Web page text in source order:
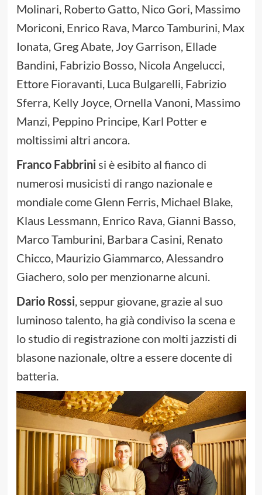
Molinari, Roberto Gatto, Nico Gori, Massimo
Moriconi, Enrico Rava, Marco Tamburini, Max
Ionata, Greg Abate, Joy Garrison, Ellade
Bandini, Fabrizio Bosso, Nicola Angelucci,
Ettore Fioravanti, Luca Bulgarelli, Fabrizio
Sferra, Kelly Joyce, Ornella Vanoni, Massimo
Manzi, Peppino Principe, Karl Potter e
moltissimi altri ancora.
Franco Fabbrinisi è esibito al fianco di
numerosi musicisti di rango nazionale e
mondiale come Glenn Ferris, Michael Blake,
Klaus Lessmann, Enrico Rava, Gianni Basso,
Marco Tamburini, Barbara Casini, Renato
Chicco, Maurizio Giammarco, Alessandro
Giachero, solo per menzionarne alcuni.
Dario Rossi, seppur giovane, grazie al suo
luminoso talento, ha già condiviso la scena e
lo studio di registrazione con molti jazzisti di
blasone nazionale, oltre a essere docente di
batteria.